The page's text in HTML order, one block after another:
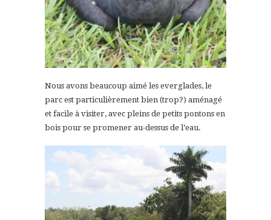
Nous avons beaucoup aimé les everglades, le
parc est particulièrement bien (trop?) aménagé
et facile à visiter, avec pleins de petits pontons en
bois pour se promener au-dessus de l’eau.